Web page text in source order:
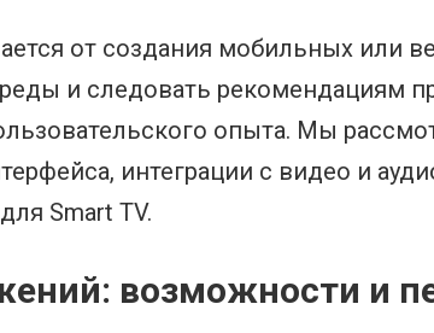
от создания мобильных или
и следовать рекомендациям
опыта. Мы
интеграции с видео и
Smart TV.
возможности и